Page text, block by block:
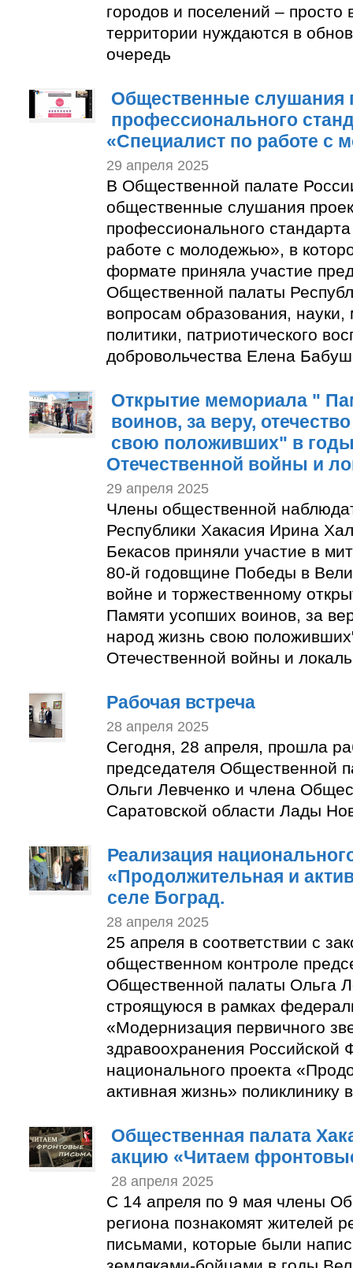
городов и поселений – просто
территории нуждаются в
очередь
Общественные слушания
профессионального
«Специалист по работе с
29 апреля 2025
В Общественной палате
общественные слушания
профессионального
работе с молодежью», в
формате приняла участие
Общественной палаты
вопросам образования,
политики, патриотического
добровольчества Елена
Открытие мемориала "
воинов, за веру,
свою положивших" в
Отечественной войны и
29 апреля 2025
Члены общественной
Республики Хакасия Ирина
Бекасов приняли участие в
80-й годовщине Победы в
войне и торжественному
Памяти усопших воинов, за
народ жизнь свою
Отечественной войны и
Рабочая встреча
28 апреля 2025
Сегодня, 28 апреля, прошла
председателя Общественной
Ольги Левченко и члена
Саратовской области Лады
Реализация
«Продолжительная и
селе Боград.
28 апреля 2025
25 апреля в соответствии с
общественном контроле
Общественной палаты Ольга
строящуюся в рамках
«Модернизация первичного
здравоохранения Российской
национального проекта
активная жизнь» поликлинику
Общественная палата
акцию «Читаем
28 апреля 2025
С 14 апреля по 9 мая члены
региона познакомят жителей
письмами, которые были